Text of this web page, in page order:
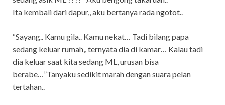
Ita kembali dari dapur,, aku bertanya rada ngotot..
“Sayang.. Kamu gila.. Kamu nekat… Tadi bilang papa
sedang keluar rumah,, ternyata dia di kamar… Kalau tadi
dia keluar saat kita sedang ML, urusan bisa
berabe…”Tanyaku sedikit marah dengan suara pelan
tertahan..